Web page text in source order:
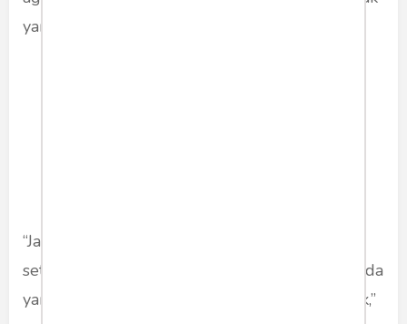
yang tak terlibat.
“Jangan hanya dibuat nanggung, tapi buka
seterang benderang mungkin sehingga tidak ada
yang menjadi tertuduh karena menebak-nebak,”